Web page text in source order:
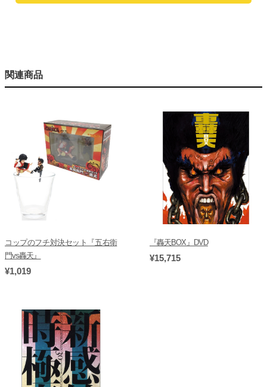
関連商品
コップのフチ対決セット『五右衛
門vs轟天』
¥1,019
『轟天BOX』DVD
¥15,715